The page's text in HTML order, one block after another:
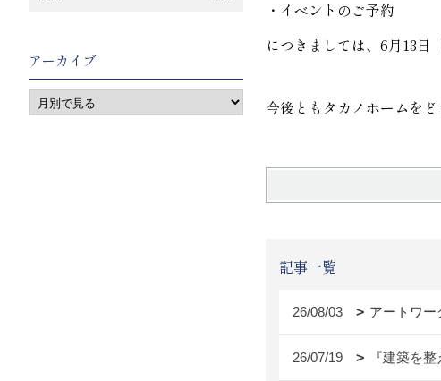
・イベントのご予約
につきましては、6月13日
今後ともタカノホームを
記事一覧
26/08/03 アートワー
26/07/19 『建築を整
アーカイブ